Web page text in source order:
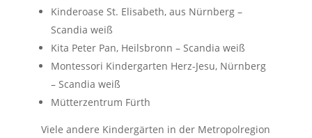
Kinderoase St. Elisabeth, aus Nürnberg –
Scandia weiß
Kita Peter Pan, Heilsbronn – Scandia weiß
Montessori Kindergarten Herz-Jesu, Nürnberg
– Scandia weiß
Mütterzentrum Fürth
Viele andere Kindergärten in der Metropolregion